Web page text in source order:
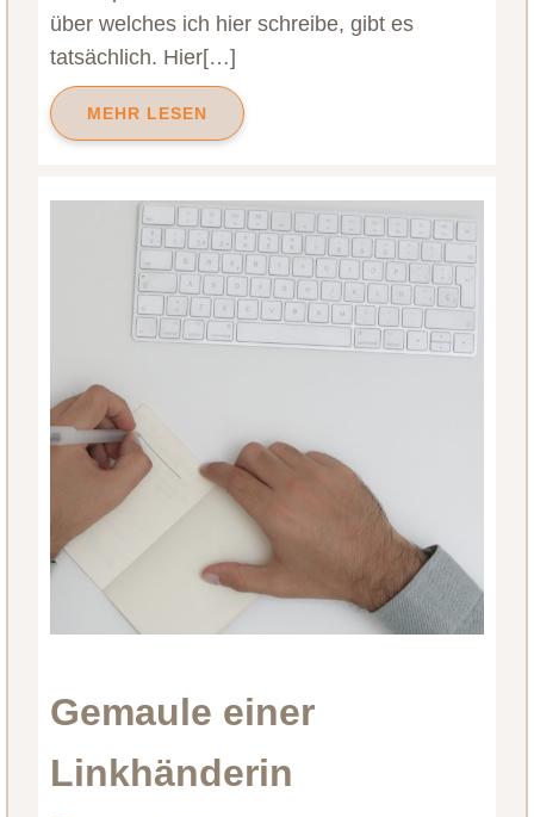
über welches ich hier schreibe, gibt es
tatsächlich. Hier[…]
MEHR LESEN
Gemaule einer
Linkhänderin